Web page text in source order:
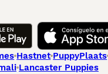
Hastnet PuppyPlaats
Lancaster Puppies